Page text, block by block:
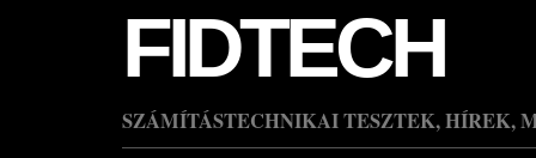
FIDTECH
SZÁMÍTÁSTECHNIKAI TESZTEK, HÍREK,